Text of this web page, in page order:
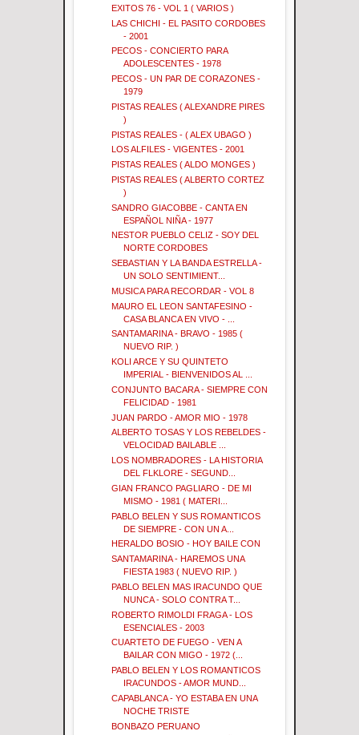
EXITOS 76 - VOL 1 ( VARIOS )
LAS CHICHI - EL PASITO CORDOBES
- 2001
PECOS - CONCIERTO PARA
ADOLESCENTES - 1978
PECOS - UN PAR DE CORAZONES -
1979
PISTAS REALES ( ALEXANDRE PIRES
)
PISTAS REALES - ( ALEX UBAGO )
LOS ALFILES - VIGENTES - 2001
PISTAS REALES ( ALDO MONGES )
PISTAS REALES ( ALBERTO CORTEZ
)
SANDRO GIACOBBE - CANTA EN
ESPAÑOL NIÑA - 1977
NESTOR PUEBLO CELIZ - SOY DEL
NORTE CORDOBES
SEBASTIAN Y LA BANDA ESTRELLA -
UN SOLO SENTIMIENT...
MUSICA PARA RECORDAR - VOL 8
MAURO EL LEON SANTAFESINO -
CASA BLANCA EN VIVO - ...
SANTAMARINA - BRAVO - 1985 (
NUEVO RIP. )
KOLI ARCE Y SU QUINTETO
IMPERIAL - BIENVENIDOS AL ...
CONJUNTO BACARA - SIEMPRE CON
FELICIDAD - 1981
JUAN PARDO - AMOR MIO - 1978
ALBERTO TOSAS Y LOS REBELDES -
VELOCIDAD BAILABLE ...
LOS NOMBRADORES - LA HISTORIA
DEL FLKLORE - SEGUND...
GIAN FRANCO PAGLIARO - DE MI
MISMO - 1981 ( MATERI...
PABLO BELEN Y SUS ROMANTICOS
DE SIEMPRE - CON UN A...
HERALDO BOSIO - HOY BAILE CON
SANTAMARINA - HAREMOS UNA
FIESTA 1983 ( NUEVO RIP. )
PABLO BELEN MAS IRACUNDO QUE
NUNCA - SOLO CONTRA T...
ROBERTO RIMOLDI FRAGA - LOS
ESENCIALES - 2003
CUARTETO DE FUEGO - VEN A
BAILAR CON MIGO - 1972 (...
PABLO BELEN Y LOS ROMANTICOS
IRACUNDOS - AMOR MUND...
CAPABLANCA - YO ESTABA EN UNA
NOCHE TRISTE
BONBAZO PERUANO